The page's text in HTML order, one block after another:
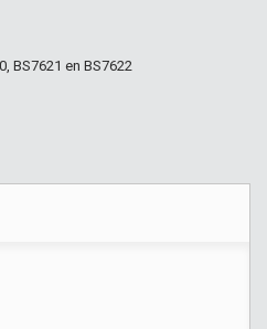
BS7621 en BS7622